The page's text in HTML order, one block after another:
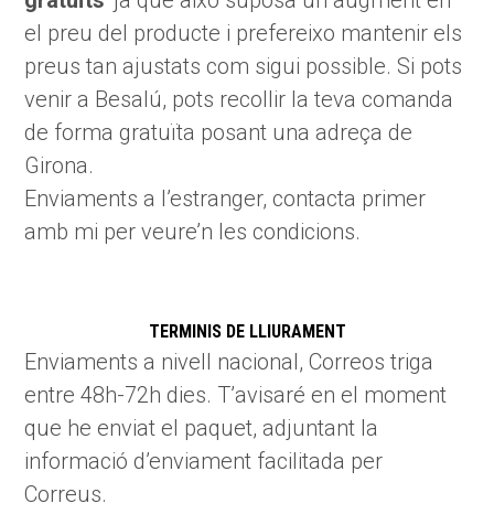
el preu del producte i prefereixo mantenir els
preus tan ajustats com sigui possible. Si pots
venir a Besalú, pots recollir la teva comanda
de forma gratuïta posant una adreça de
Girona.
Enviaments a l’estranger, contacta primer
amb mi per veure’n les condicions.
TERMINIS DE LLIURAMENT
Enviaments a nivell nacional, Correos triga
entre 48h-72h dies. T’avisaré en el moment
que he enviat el paquet, adjuntant la
informació d’enviament facilitada per
Correus.